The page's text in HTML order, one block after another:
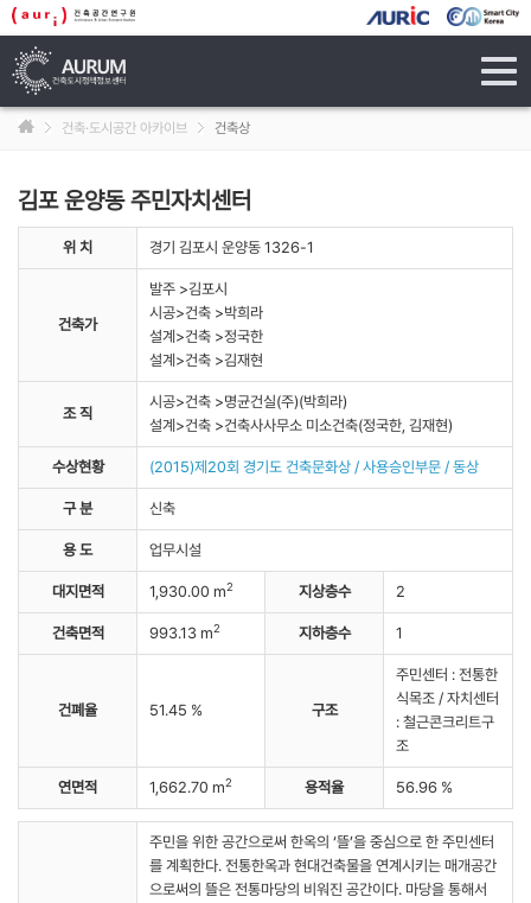
건축·도시공간 아카이브 건축상
김포 운양동 주민자치센터
위 치 경기 김포시 운양동 1326-1
건축가
발주 >김포시
시공>건축 >박희라
설계>건축 >정국한
설계>건축 >김재현
조 직
시공>건축 >명균건실(주)(박희라)
설계>건축 >건축사사무소 미소건축(정국한, 김재현)
수상현황 (2015)제20회 경기도 건축문화상 / 사용승인부문 / 동상
구 분 신축
용 도 업무시설
대지면적 1,930.00 m2 지상층수 2
건축면적 993.13 m2 지하층수 1
건폐율 51.45 % 구조
주민센터 : 전통한
식목조 / 자치센터
: 철근콘크리트구
조
연면적 1,662.70 m2 용적율 56.96 %
주민을 위한 공간으로써 한옥의 ‘뜰’을 중심으로 한 주민센터
를 계획한다. 전통한옥과 현대건축물을 연계시키는 매개공간
으로써의 뜰은 전통마당의 비워진 공간이다. 마당을 통해서